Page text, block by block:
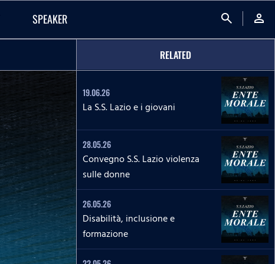
SPEAKER search person
RELATED
19.06.26
La S.S. Lazio e i giovani
28.05.26
Convegno S.S. Lazio violenza
sulle donne
26.05.26
Disabilità, inclusione e
formazione